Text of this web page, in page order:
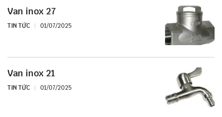
Van inox 27
TIN TỨC 01/07/2025
Van inox 21
TIN TỨC 01/07/2025